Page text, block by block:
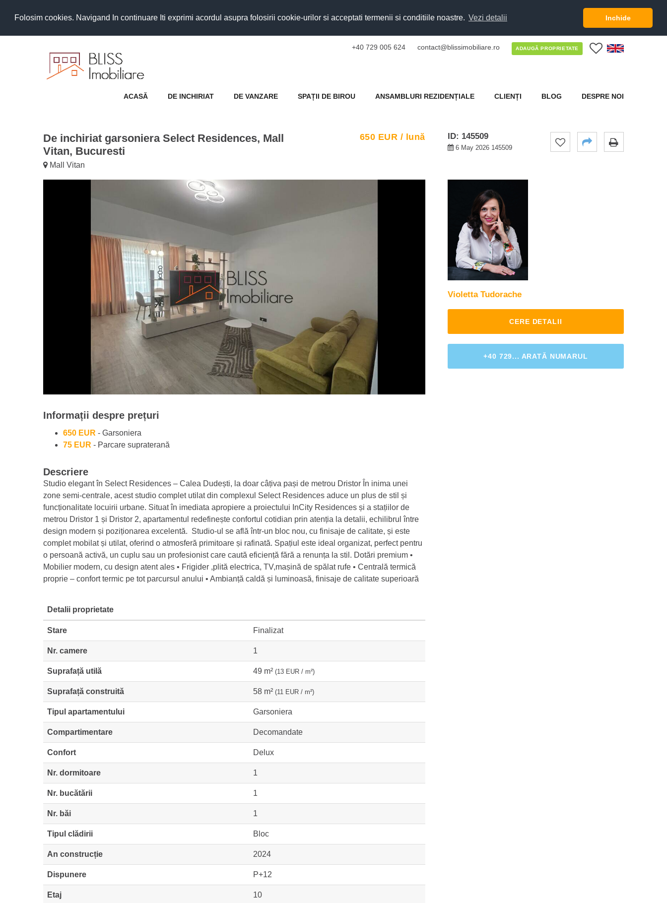
Folosim cookies. Navigand In continuare Iti exprimi acordul asupra folosirii cookie-urilor si acceptati termenii si conditiile noastre. Vezi detalii Inchide
+40 729 005 624 contact@blissimobiliare.ro ADAUGĂ PROPRIETATE
ACASĂ DE INCHIRIAT DE VANZARE SPAȚII DE BIROU ANSAMBLURI REZIDENȚIALE CLIENȚI BLOG DESPRE NOI
De inchiriat garsoniera Select Residences, Mall
Vitan, Bucuresti
Mall Vitan
650 EUR / lună ID: 145509
6 May 2026 145509
Informații despre prețuri
650 EUR - Garsoniera
75 EUR - Parcare supraterană
Descriere
Studio elegant în Select Residences – Calea Dudești, la doar câțiva pași de metrou Dristor În inima unei
zone semi-centrale, acest studio complet utilat din complexul Select Residences aduce un plus de stil și
funcționalitate locuirii urbane. Situat în imediata apropiere a proiectului InCity Residences și a stațiilor de
metrou Dristor 1 și Dristor 2, apartamentul redefinește confortul cotidian prin atenția la detalii, echilibrul între
design modern și poziționarea excelentă. Studio-ul se află într-un bloc nou, cu finisaje de calitate, și este
complet mobilat și utilat, oferind o atmosferă primitoare și rafinată. Spațiul este ideal organizat, perfect pentru
o persoană activă, un cuplu sau un profesionist care caută eficiență fără a renunța la stil. Dotări premium •
Mobilier modern, cu design atent ales • Frigider ,plită electrica, TV,mașină de spălat rufe • Centrală termică
proprie – confort termic pe tot parcursul anului • Ambianță caldă și luminoasă, finisaje de calitate superioară
Detalii proprietate
Stare Finalizat
Nr. camere 1
Suprafață utilă 49 m² (13 EUR / m²)
Suprafață construită 58 m² (11 EUR / m²)
Tipul apartamentului Garsoniera
Compartimentare Decomandate
Confort Delux
Nr. dormitoare 1
Nr. bucătării 1
Nr. băi 1
Tipul clădirii Bloc
An construcție 2024
Dispunere P+12
Etaj 10
Violetta Tudorache
CERE DETALII
+40 729... ARATĂ NUMARUL